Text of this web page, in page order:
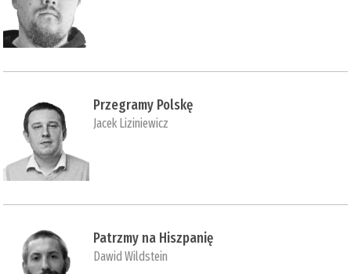
Przegramy Polskę
Jacek Liziniewicz
Patrzmy na Hiszpanię
Dawid Wildstein